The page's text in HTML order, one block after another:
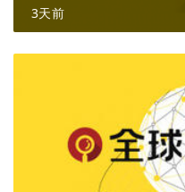
3天前